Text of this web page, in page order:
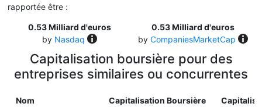
rapportée être :
0.53 Milliard d'euros
by Nasdaq
0.53 Milliard d'euros
by CompaniesMarketCap
Capitalisation boursière pour des
entreprises similaires ou concurrentes
Nom Capitalisation Boursière